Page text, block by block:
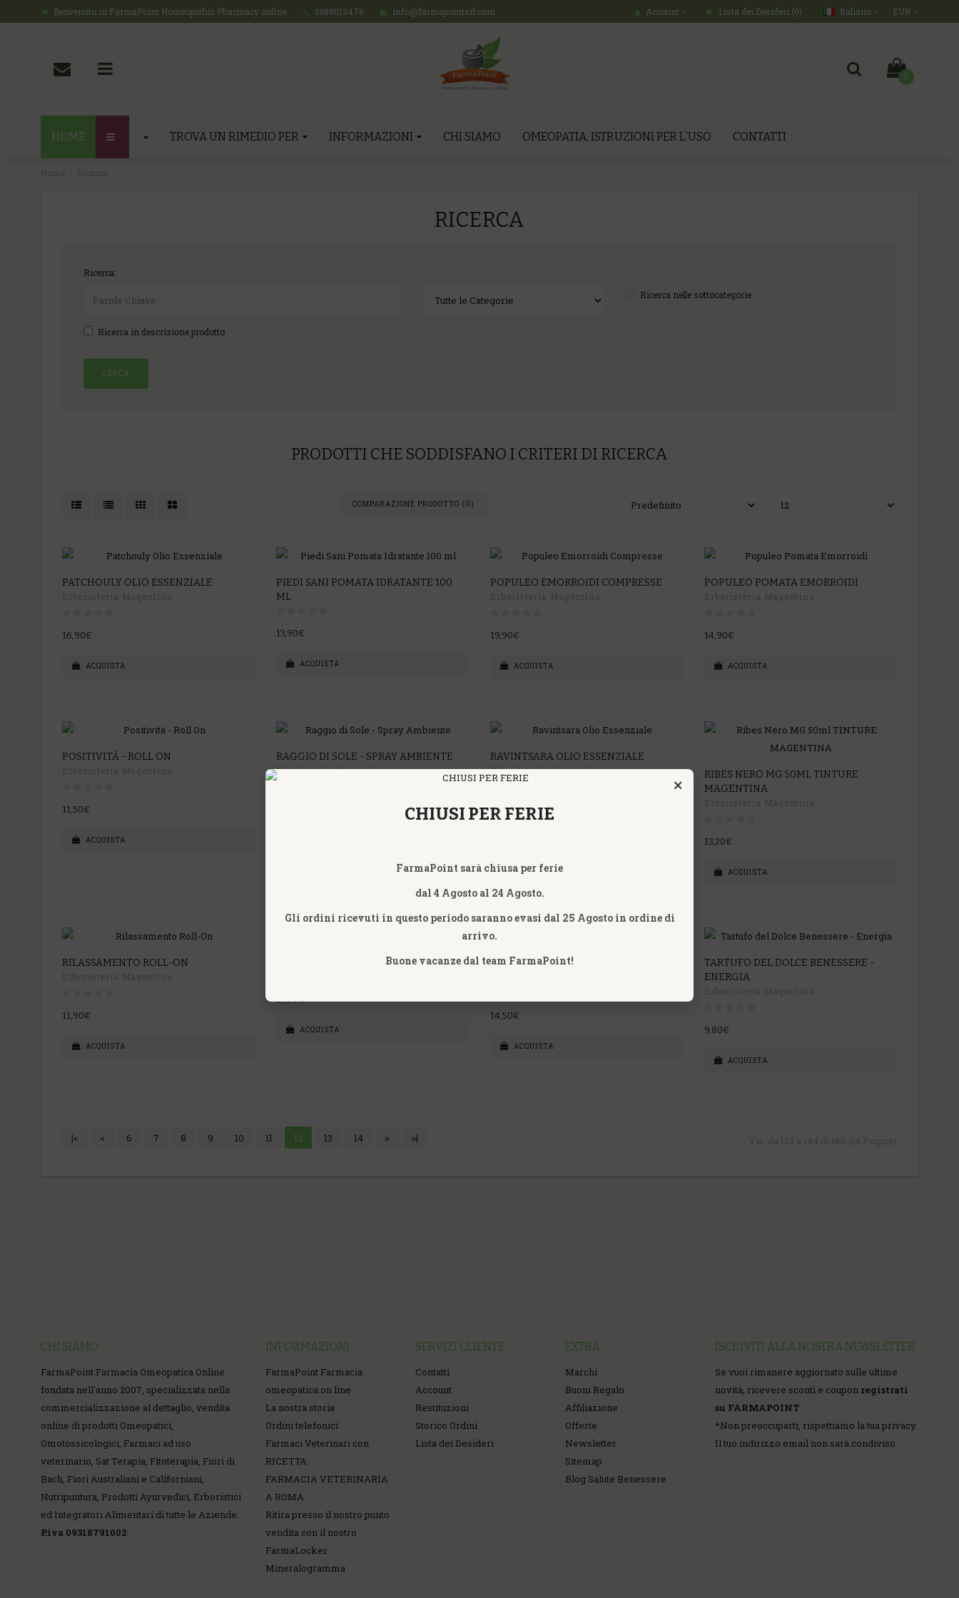
Benvenuto in FarmaPoint Homeopathic Pharmacy online 0689013476 info@farmapointsrl.com EUR
Italiano
Account Lista dei Desideri (0)
0
HOME TROVA UN RIMEDIO PER INFORMAZIONI CHI SIAMO OMEOPATIA, ISTRUZIONI PER L’USO CONTATTI
RICERCA
Ricerca:
Ricerca nelle sottocategorie
Ricerca in descrizione prodotto
PRODOTTI CHE SODDISFANO I CRITERI DI RICERCA
COMPARAZIONE PRODOTTO (0)
PATCHOULY OLIO ESSENZIALE
16,90€
ACQUISTA
PIEDI SANI POMATA IDRATANTE 100
ML
13,90€
ACQUISTA
POPULEO EMORROIDI COMPRESSE
19,90€
ACQUISTA
POPULEO POMATA EMORROIDI
14,90€
ACQUISTA
POSITIVITÀ - ROLL ON
11,50€
ACQUISTA
RAGGIO DI SOLE - SPRAY AMBIENTE
Erboristeria Magentina
RAVINTSARA OLIO ESSENZIALE
Erboristeria Magentina
15,90€
RIBES NERO MG 50ML TINTURE
MAGENTINA
13,20€
ACQUISTA
RILASSAMENTO ROLL-ON
11,90€
ACQUISTA
SCRUB SNELLENTE - COMBAT CELL
15,00€
ACQUISTA
SPRAY GOLA PROPOLI TIMO FORTE
14,50€
ACQUISTA
TARTUFO DEL DOLCE BENESSERE -
ENERGIA
9,80€
ACQUISTA
|< < 6 7 8 9 10 11 12 13 14 > >|
CHI SIAMO
FarmaPoint Farmacia Omeopatica Online
fondata nell'anno 2007, specializzata nella
commercializzazione al dettaglio, vendita
online di prodotti Omeopatici,
Omotossicologici, Farmaci ad uso
veterinario, Sat Terapia, Fitoterapia, Fiori di
Bach, Fiori Australiani e Californiani,
Nutripuntura, Prodotti Ayurvedici, Erboristici
ed Integratori Alimentari di tutte le Aziende.
P.iva 09318791002
INFORMAZIONI
FarmaPoint Farmacia
omeopatica on line
La nostra storia
Ordini telefonici
Farmaci Veterinari con
RICETTA
FARMACIA VETERINARIA
A ROMA
Ritira presso il nostro punto
vendita con il nostro
FarmaLocker
Mineralogramma
SERVIZI CLIENTE
Contatti
Account
Restituzioni
Storico Ordini
Lista dei Desideri
EXTRA
Marchi
Buoni Regalo
Affiliazione
Offerte
Newsletter
Sitemap
Blog Salute Benessere
ISCRIVITI ALLA NOSTRA NEWSLETTER
Se vuoi rimanere aggiornato sulle ultime
novità, ricevere sconti e coupon registrati
su FARMAPOINT.
*Non preoccuparti, rispettiamo la tua privacy.
Il tuo indirizzo email non sarà condiviso.
×
CHIUSI PER FERIE
FarmaPoint sarà chiusa per ferie
dal 4 Agosto al 24 Agosto.
Gli ordini ricevuti in questo periodo saranno evasi dal 25 Agosto in ordine di
arrivo.
Buone vacanze dal team FarmaPoint!